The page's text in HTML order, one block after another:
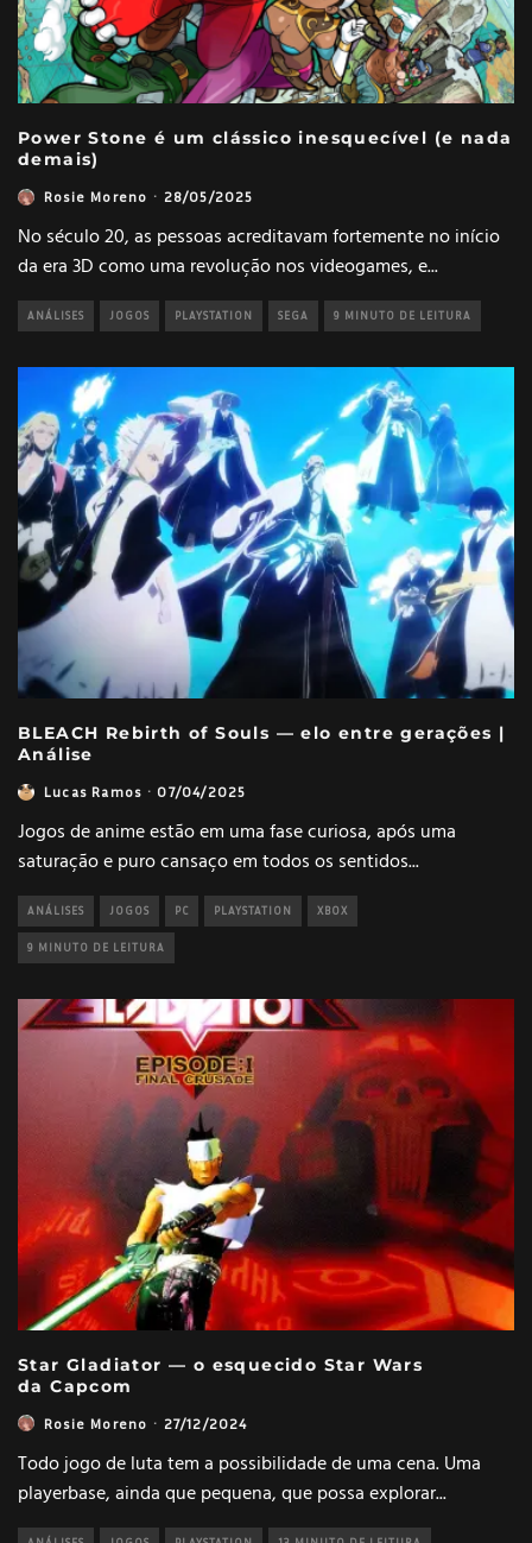
Power Stone é um clássico inesquecível (e nada
demais)
Rosie Moreno · 28/05/2025
No século 20, as pessoas acreditavam fortemente no início
da era 3D como uma revolução nos videogames, e...
ANÁLISES JOGOS PLAYSTATION SEGA 9 MINUTO DE LEITURA
BLEACH Rebirth of Souls — elo entre gerações |
Análise
Lucas Ramos · 07/04/2025
Jogos de anime estão em uma fase curiosa, após uma
saturação e puro cansaço em todos os sentidos...
ANÁLISES JOGOS PC PLAYSTATION XBOX
9 MINUTO DE LEITURA
Star Gladiator — o esquecido Star Wars
da Capcom
Rosie Moreno · 27/12/2024
Todo jogo de luta tem a possibilidade de uma cena. Uma
playerbase, ainda que pequena, que possa explorar...